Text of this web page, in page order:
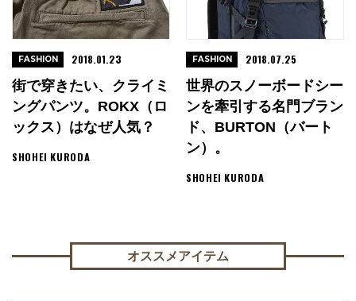
街で穿きたい、クライミ
ングパンツ。ROKX（ロ
ックス）はなぜ人気？
SHOHEI KURODA
FASHION 2018.01.23
世界のスノーボードシー
ンを牽引する名門ブラン
ド、BURTON（バート
ン）。
SHOHEI KURODA
FASHION 2018.07.25
オススメアイテム